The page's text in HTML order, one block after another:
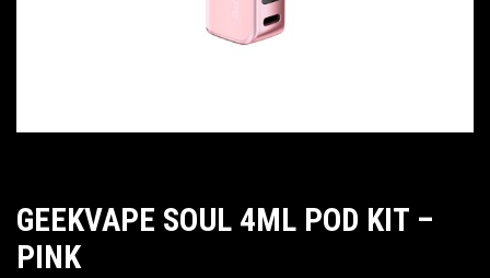
GEEKVAPE SOUL 4ML POD KIT –
PINK